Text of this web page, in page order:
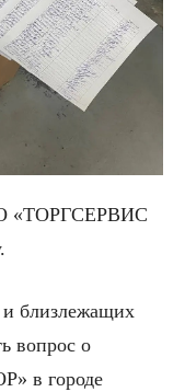
«ТОРГСЕРВИС
близлежащих
вопрос о
в городе